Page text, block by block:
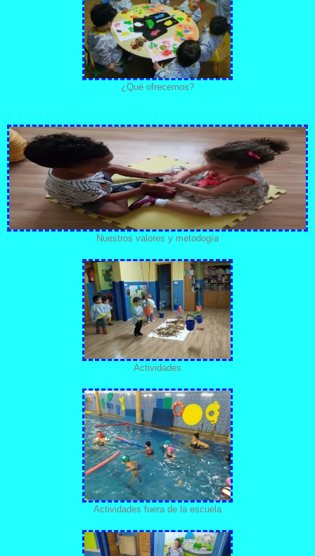
¿Qué ofrecemos?
Nuestros valores y metodogía
Actividades
Actividades fuera de la escuela